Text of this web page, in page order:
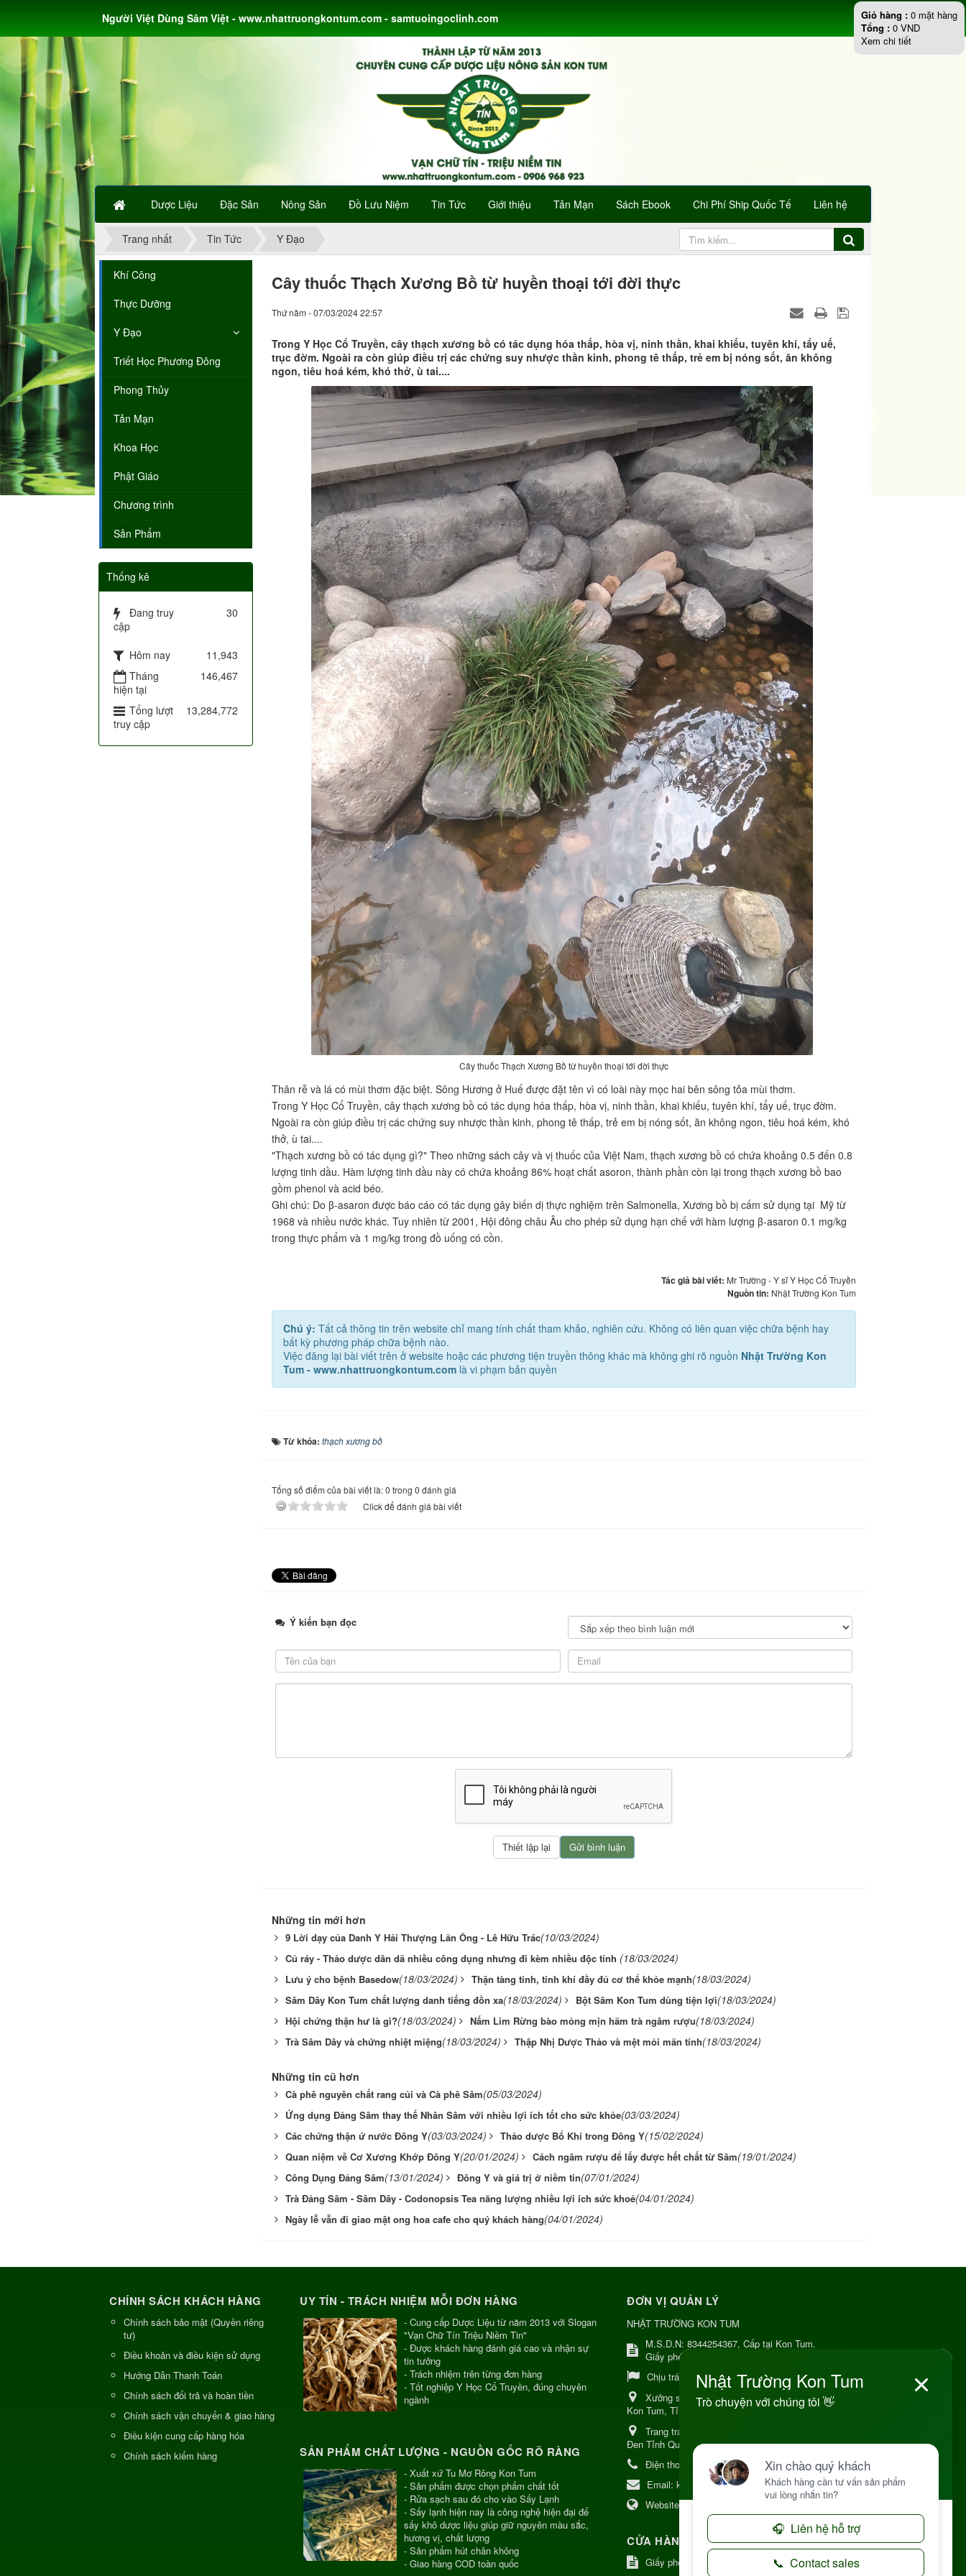
Dược Liệu Đặc Sản Nông Sản Đồ Lưu Niệm Tin Tức Giới thiệu Tản Mạn Sách Ebook Chi Phí Ship Quốc Tế Liên hệ
Người Việt Dùng Sâm Việt - www.nhattruongkontum.com - samtuoingoclinh.com
Trang nhất Tin Tức Y Đạo
Cây thuốc Thạch Xương Bồ từ huyền thoại tới đời thực
Thứ năm - 07/03/2024 22:57
Trong Y Học Cổ Truyền, cây thạch xương bồ có tác dụng hóa thấp, hòa vị, ninh thần, khai khiếu, tuyên khí, tẩy uế,
trục đờm. Ngoài ra còn giúp điều trị các chứng suy nhược thần kinh, phong tê thấp, trẻ em bị nóng sốt, ăn không
ngon, tiêu hoá kém, khó thở, ù tai....
Cây thuốc Thạch Xương Bồ từ huyền thoại tới đời thực
Thân rễ và lá có mùi thơm đặc biệt. Sông Hương ở Huế được đặt tên vì có loài này mọc hai bên sông tỏa mùi thơm.
Trong Y Học Cổ Truyền, cây thạch xương bồ có tác dụng hóa thấp, hòa vị, ninh thần, khai khiếu, tuyên khí, tẩy uế, trục đờm.
Ngoài ra còn giúp điều trị các chứng suy nhược thần kinh, phong tê thấp, trẻ em bị nóng sốt, ăn không ngon, tiêu hoá kém, khó
thở, ù tai....
"Thạch xương bồ có tác dụng gì?" Theo những sách cây và vị thuốc của Việt Nam, thạch xương bồ có chứa khoảng 0.5 đến 0.8
lượng tinh dầu. Hàm lượng tinh dầu này có chứa khoảng 86% hoạt chất asoron, thành phần còn lại trong thạch xương bồ bao
gồm phenol và acid béo.
Ghi chú: Do β-asaron được báo cáo có tác dụng gây biến dị thực nghiệm trên Salmonella, Xương bồ bị cấm sử dụng tại Mỹ từ
1968 và nhiều nước khác. Tuy nhiên từ 2001, Hội đông châu Âu cho phép sử dụng hạn chế với hàm lượng β-asaron 0.1 mg/kg
trong thực phẩm và 1 mg/kg trong đồ uống có cồn.
Tác giả bài viết: Mr Trường - Y sĩ Y Học Cổ Truyền
Nguồn tin: Nhật Trường Kon Tum
Chú ý: Tất cả thông tin trên website chỉ mang tính chất tham khảo, nghiên cứu. Không có liên quan việc chữa bệnh hay
bất kỳ phương pháp chữa bệnh nào.
Việc đăng lại bài viết trên ở website hoặc các phương tiện truyền thông khác mà không ghi rõ nguồn Nhật Trường Kon
Tum - www.nhattruongkontum.com là vi phạm bản quyền
Từ khóa: thạch xương bồ
Tổng số điểm của bài viết là: 0 trong 0 đánh giá
Click để đánh giá bài viết
Ý kiến bạn đọc
Những tin mới hơn
9 Lời dạy của Danh Y Hải Thượng Lãn Ông - Lê Hữu Trác(10/03/2024)
Củ ráy - Thảo dược dân dã nhiều công dụng nhưng đi kèm nhiều độc tính (18/03/2024)
Lưu ý cho bệnh Basedow(18/03/2024) Thận tàng tinh, tinh khí đầy đủ cơ thể khỏe mạnh(18/03/2024)
Sâm Dây Kon Tum chất lượng danh tiếng đồn xa(18/03/2024) Bột Sâm Kon Tum dùng tiện lợi(18/03/2024)
Hội chứng thận hư là gì?(18/03/2024) Nấm Lim Rừng bào mỏng mịn hãm trà ngâm rượu(18/03/2024)
Trà Sâm Dây và chứng nhiệt miệng(18/03/2024) Thập Nhị Dược Thảo và mệt mỏi mãn tính(18/03/2024)
Những tin cũ hơn
Cà phê nguyên chất rang củi và Cà phê Sâm(05/03/2024)
Ứng dụng Đảng Sâm thay thế Nhân Sâm với nhiều lợi ích tốt cho sức khỏe(03/03/2024)
Các chứng thận ứ nước Đông Y(03/03/2024) Thảo dược Bổ Khí trong Đông Y(15/02/2024)
Quan niệm về Cơ Xương Khớp Đông Y(20/01/2024) Cách ngâm rượu để lấy được hết chất từ Sâm(19/01/2024)
Công Dụng Đảng Sâm(13/01/2024) Đông Y và giá trị ở niềm tin(07/01/2024)
Trà Đảng Sâm - Sâm Dây - Codonopsis Tea năng lượng nhiều lợi ích sức khoẻ(04/01/2024)
Ngày lễ vẫn đi giao mật ong hoa cafe cho quý khách hàng(04/01/2024)
Khí Công
Thực Dưỡng
Y Đạo
Triết Học Phương Đông
Phong Thủy
Tản Mạn
Khoa Học
Phật Giáo
Chương trình
Sản Phẩm
Thống kê
Đang truy
cập
30
Hôm nay
11,943
Tháng
hiện tại
146,467
Tổng lượt
truy cập
13,284,772
CHÍNH SÁCH KHÁCH HÀNG
Chính sách bảo mật (Quyền riêng
tư)
Điều khoản và điều kiện sử dụng
Hướng Dẫn Thanh Toán
Chính sách đổi trả và hoàn tiền
Chính sách vận chuyển & giao hàng
Điều kiện cung cấp hàng hóa
Chính sách kiểm hàng
UY TÍN - TRÁCH NHIỆM MỖI ĐƠN HÀNG
- Cung cấp Dược Liệu từ năm 2013 với Slogan
"Vạn Chữ Tín Triệu Niềm Tin"
- Được khách hàng đánh giá cao và nhận sự
tin tưởng
- Trách nhiệm trên từng đơn hàng
- Tốt nghiệp Y Học Cổ Truyền, đúng chuyên
ngành
SẢN PHẨM CHẤT LƯỢNG - NGUỒN GỐC RÕ RÀNG
- Xuất xứ Tu Mơ Rông Kon Tum
- Sản phẩm được chọn phẩm chất tốt
- Rửa sạch sau đó cho vào Sấy Lạnh
- Sấy lạnh hiện nay là công nghệ hiện đại để
sấy khô dược liệu giúp giữ nguyên màu sắc,
hương vị, chất lượng
- Sản phẩm hút chân không
- Giao hàng COD toàn quốc
ĐƠN VỊ QUẢN LÝ
NHẬT TRƯỜNG KON TUM
M.S.D.N: 8344254367, Cấp tại Kon Tum.
Giấy phép số: Số 38A.8009409/HKD
Chịu trách nhiệm:Chủ cơ sở Nguyễn Nhật Trường
Xưởng sản xuất:34 Lý Thường Kiệt, Tổ 6, Phường
Kon Tum, Tỉnh Quảng Ngải
Trang trại Dược Liệu Hữu Cơ:
Đen Tỉnh Quảng Ngãi
Điện thoại:
+84 906968923
Email: kinhdoanh@nhattruongkontum.com
Website:https://www.nhattruongkontum.com
CỬA HÀNG GIỚI THIỆU TẠI NHẬT BẢN
Giấy phép số: 080-9475-1379
Giỏ hàng : 0 mặt hàng
Tổng : 0 VND
Xem chi tiết